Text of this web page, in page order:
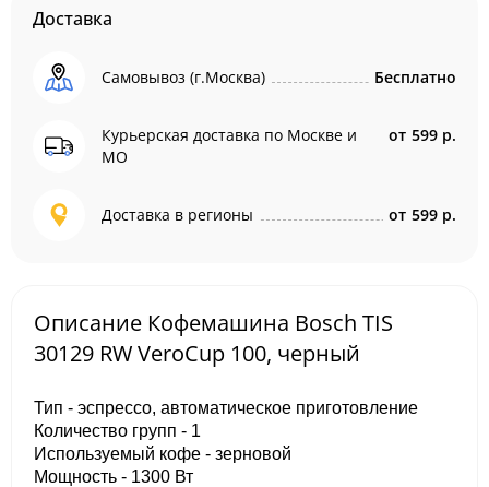
Доставка
Самовывоз (г.Москва) Бесплатно
Курьерская доставка по Москве и
МО
от 599 р.
Доставка в регионы от 599 р.
Описание Кофемашина Bosch TIS
30129 RW VeroCup 100, черный
Тип - эспрессо, автоматическое приготовление
Количество групп - 1
Используемый кофе - зерновой
Мощность - 1300 Вт